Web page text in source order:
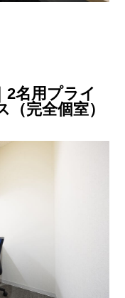
2名用プライ
完全個室）